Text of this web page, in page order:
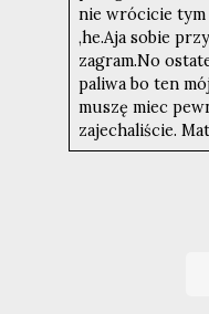
nie wrócicie tym
,he.Aja sobie
zagram.No
paliwa bo ten
muszę miec
zajechaliście.